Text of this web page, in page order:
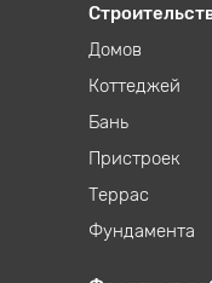
Домов
Коттеджей
Бань
Пристроек
Террас
Фундамента